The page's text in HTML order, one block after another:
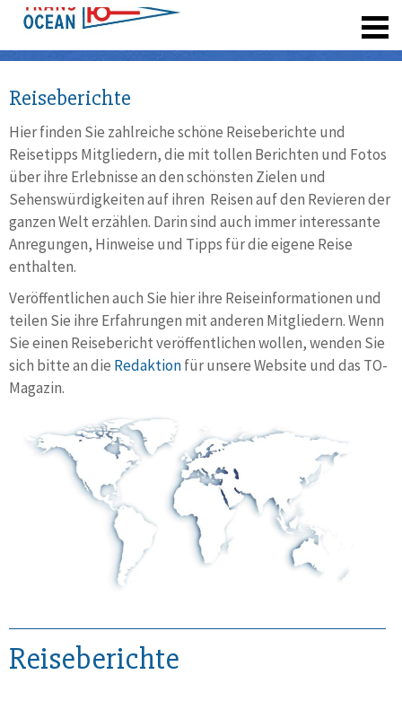
Reiseberichte
Hier finden Sie zahlreiche schöne Reiseberichte und
Reisetipps Mitgliedern, die mit tollen Berichten und Fotos
über ihre Erlebnisse an den schönsten Zielen und
Sehenswürdigkeiten auf ihren Reisen auf den Revieren der
ganzen Welt erzählen. Darin sind auch immer interessante
Anregungen, Hinweise und Tipps für die eigene Reise
enthalten.
Veröffentlichen auch Sie hier ihre Reiseinformationen und
teilen Sie ihre Erfahrungen mit anderen Mitgliedern. Wenn
Sie einen Reisebericht veröffentlichen wollen, wenden Sie
sich bitte an die Redaktionfür unsere Website und das TO-
Magazin.
Reiseberichte